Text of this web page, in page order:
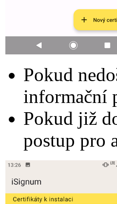
Pokud
informační
Pokud již
postup pro